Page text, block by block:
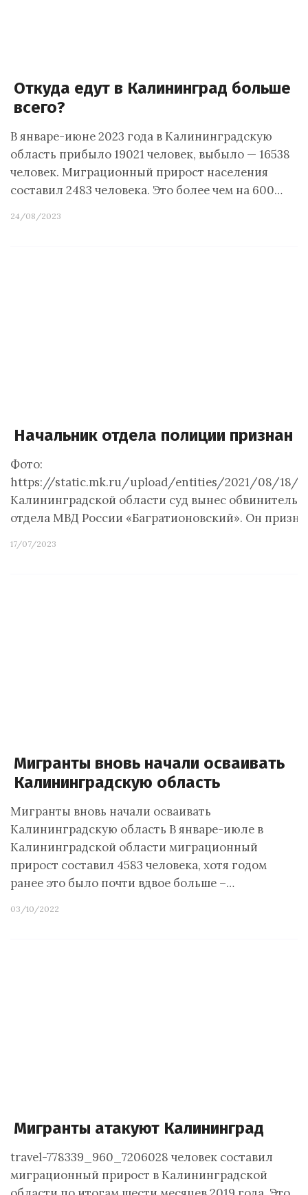
Откуда едут в Калининград больше
всего?
В январе-июне 2023 года в Калининградскую
область прибыло 19021 человек, выбыло — 16538
человек. Миграционный прирост населения
составил 2483 человека. Это более чем на 600…
24/08/2023
Начальник отдела полиции признан
Фото:
https://static.mk.ru/upload/entities/2021/08/18/
Калининградской области суд вынес
отдела МВД России «Багратионовский». Он
17/07/2023
Мигранты вновь начали осваивать
Калининградскую область
Мигранты вновь начали осваивать
Калининградскую область В январе-июле в
Калининградской области миграционный
прирост составил 4583 человека, хотя годом
ранее это было почти вдвое больше –…
03/10/2022
Мигранты атакуют Калининград
travel-778339_960_7206028 человек составил
миграционный прирост в Калининградской